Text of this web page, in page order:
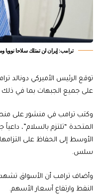
ترامب: إيران لن تمتلك سلاحا
توقع الرئيس الأميركي دونالد
على جميع الجبهات بما في ذلك
وكتب ترامب في منشور على
المتحدة “تلتزم بالسلام”،
الأوسط إلى الحفاظ على
سلس.
وأضاف ترامب أن الأسواق
النفط وارتفاع أسعار الأسهم.